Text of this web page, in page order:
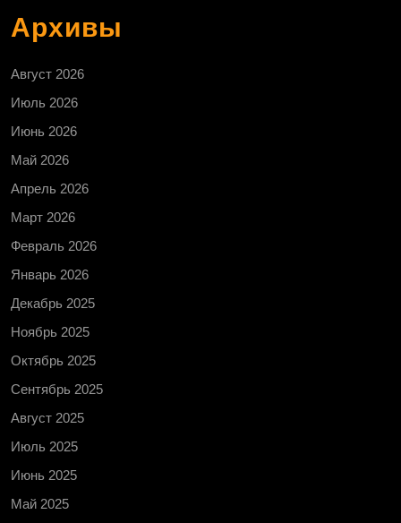
Архивы
Август 2026
Июль 2026
Июнь 2026
Май 2026
Апрель 2026
Март 2026
Февраль 2026
Январь 2026
Декабрь 2025
Ноябрь 2025
Октябрь 2025
Сентябрь 2025
Август 2025
Июль 2025
Июнь 2025
Май 2025